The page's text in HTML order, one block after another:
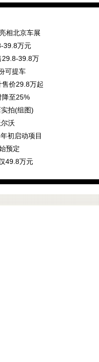
相北京车展
39.8万元
29.8-39.8万
可提车
价29.8万起
降至25%
拍(组图)
沃
初启动项目
预定
49.8万元